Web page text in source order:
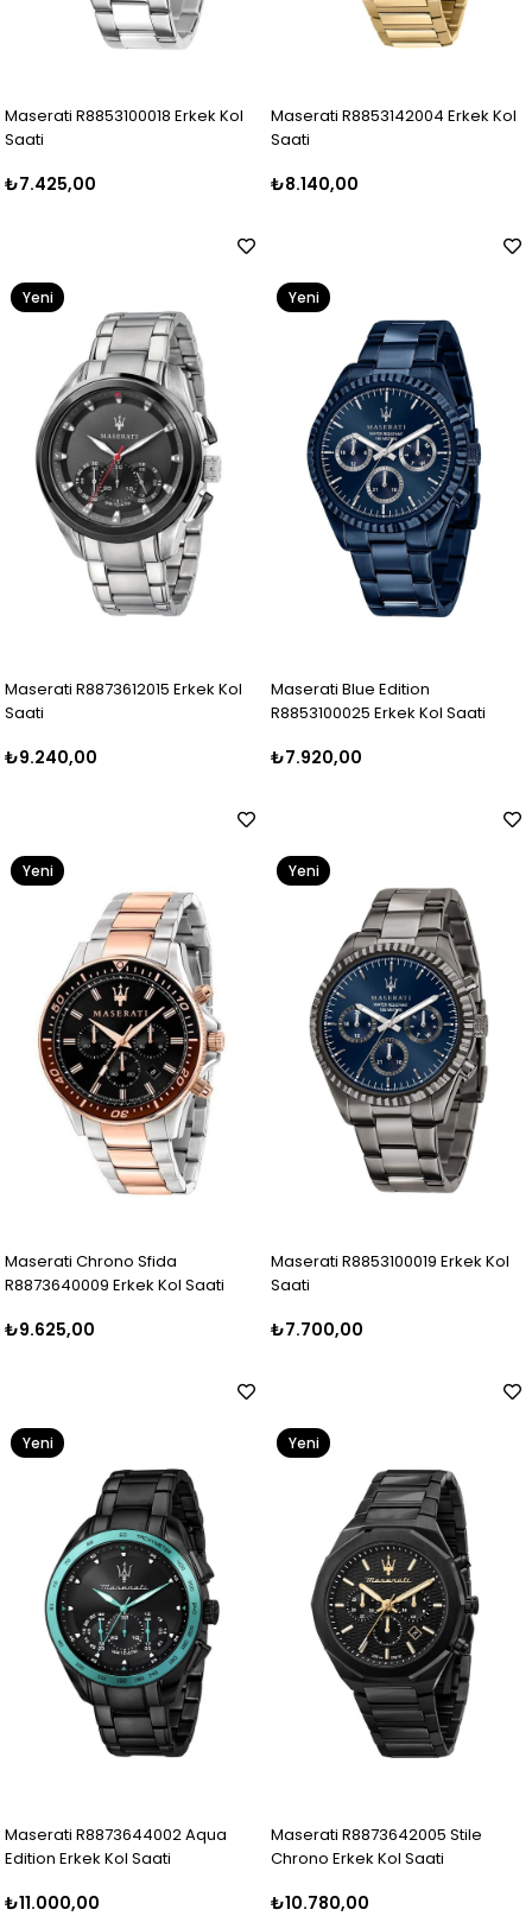
Maserati R8853100018 Erkek Kol
Saati
₺7.425,00
Maserati R8853142004 Erkek Kol
Saati
₺8.140,00
Maserati R8873612015 Erkek Kol
Saati
₺9.240,00
Yeni
Maserati Blue Edition
R8853100025 Erkek Kol Saati
₺7.920,00
Yeni
Maserati Chrono Sfida
R8873640009 Erkek Kol Saati
₺9.625,00
Yeni
Maserati R8853100019 Erkek Kol
Saati
₺7.700,00
Yeni
Maserati R8873644002 Aqua
Edition Erkek Kol Saati
₺11.000,00
Yeni
Maserati R8873642005 Stile
Chrono Erkek Kol Saati
₺10.780,00
Yeni